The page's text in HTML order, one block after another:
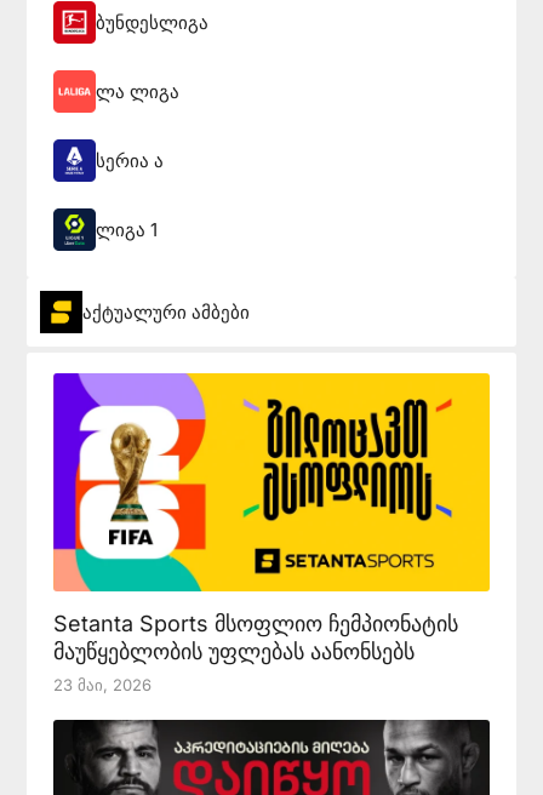
ბუნდესლიგა
ლა ლიგა
სერია ა
ლიგა 1
აქტუალური ამბები
Setanta Sports მსოფლიო ჩემპიონატის
მაუწყებლობის უფლებას აანონსებს
23 Მაი, 2026